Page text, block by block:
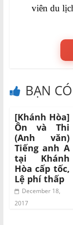
viên du
BẠN
[Khánh Hòa]
Ôn và Thi
(Anh văn)
Tiếng anh A
tại Khánh
Hòa cấp tốc,
Lệ phí thấp
December 18,
2017